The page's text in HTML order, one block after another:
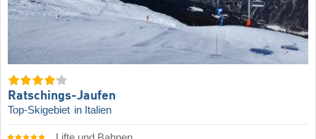
Ratschings-Jaufen
Top-Skigebiet in Italien